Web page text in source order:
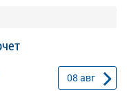
08 авг